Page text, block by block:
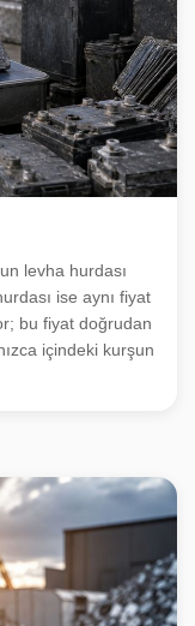
levha hurdası
ise aynı fiyat
bu fiyat doğrudan
içindeki kurşun